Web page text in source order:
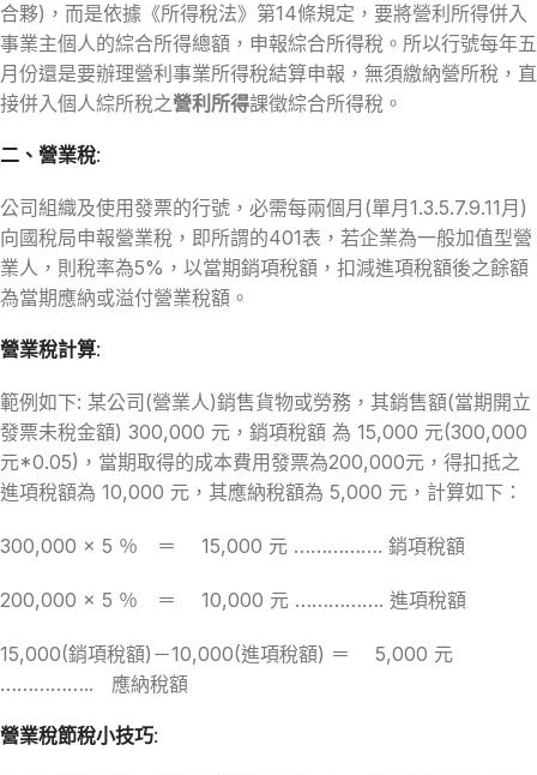
合夥)，而是依據《所得稅法》第14條規定，要將營利所得併入
事業主個人的綜合所得總額，申報綜合所得稅。所以行號每年五
月份還是要辦理營利事業所得稅結算申報，無須繳納營所稅，直
接併入個人綜所稅之營利所得課徵綜合所得稅。
二、營業稅:
公司組織及使用發票的行號，必需每兩個月(單月1.3.5.7.9.11月)
向國稅局申報營業稅，即所謂的401表，若企業為一般加值型營
業人，則稅率為5%，以當期銷項稅額，扣減進項稅額後之餘額
為當期應納或溢付營業稅額。
營業稅計算:
範例如下: 某公司(營業人)銷售貨物或勞務，其銷售額(當期開立
發票未稅金額) 300,000 元，銷項稅額 為 15,000 元(300,000
元*0.05)，當期取得的成本費用發票為200,000元，得扣抵之
進項稅額為 10,000 元，其應納稅額為 5,000 元，計算如下：
300,000 × 5 ％ ＝ 15,000 元 ……………. 銷項稅額
200,000 × 5 ％ ＝ 10,000 元 ……………. 進項稅額
15,000(銷項稅額)－10,000(進項稅額) ＝ 5,000 元
…………….. 應納稅額
營業稅節稅小技巧: